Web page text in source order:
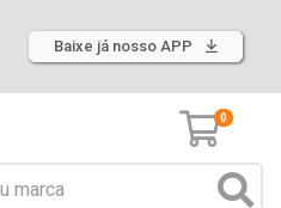
Baixe já nosso APP
0